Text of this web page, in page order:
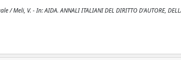
V. - In: AIDA. ANNALI ITALIANI DEL DIRITTO D'AUTORE,